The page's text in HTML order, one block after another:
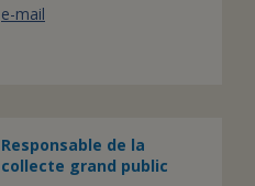
e-mail
Responsable de la
collecte grand public